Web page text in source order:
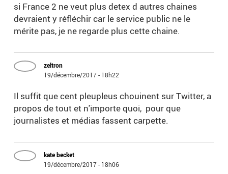
si France 2 ne veut plus detex d autres chaines
devraient y réfléchir car le service public ne le
mérite pas, je ne regarde plus cette chaine.
zeltron
19/décembre/2017 - 18h22
Il suffit que cent pleupleus chouinent sur Twitter, a
propos de tout et n'importe quoi, pour que
journalistes et médias fassent carpette.
kate becket
19/décembre/2017 - 18h06